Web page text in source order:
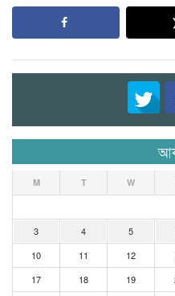
M T W
3
4 5
10
11 12
17
18 19